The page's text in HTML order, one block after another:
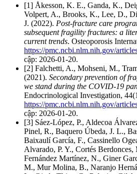
[1] Åkesson, K. E., Ganda, K.,
Volpert, A., Brooks, K., Lee, D.,
J. (2022). Post-fracture care
subsequent fragility fractures: a
current trends. Osteoporosis
https://pmc.ncbi.nlm.nih.gov/
cập: 2026-01-20.
[2] Falchetti, A., Mohseni, M.,
(2021). Secondary prevention of
we stand during the COVID-19
Endocrinological Investigation,
https://pmc.ncbi.nlm.nih.gov/
cập: 2026-01-20.
[3] Sáez-López, P., Aldecoa
Pinel, R., Baquero Úbeda, J. L.,
Baixaulí García, F., Cassinello
Alvarado, P. Y., Cortés
Fernández Martínez, N., Giner
M., Mur Molina, B., Naranjo